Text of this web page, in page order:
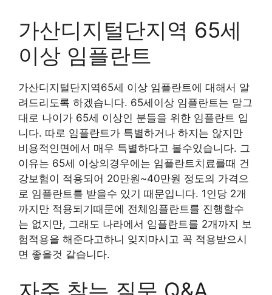
가산디지털단지역 65세
이상 임플란트
가산디지털단지역65세 이상 임플란트에 대해서 알
려드리도록 하겠습니다. 65세이상 임플란트는 말그
대로 나이가 65세 이상인 분들을 위한 임플란트 입
니다. 따로 임플란트가 특별하거나 하지는 않지만
비용적인면에서 매우 특별하다고 볼수있습니다. 그
이유는 65세 이상의경우에는 임플란트치료를때 건
강보험이 적용되어 20만원~40만원 정도의 가격으
로 임플란트를 받을수 있기 때문입니다. 1인당 2개
까지만 적용되기때문에 전체임플란트를 진행할수
는 없지만, 그래도 나라에서 임플란트를 2개까지 보
험적용을 해준다고하니 잊지마시고 꼭 적용받으시
면 좋을것 같습니다.